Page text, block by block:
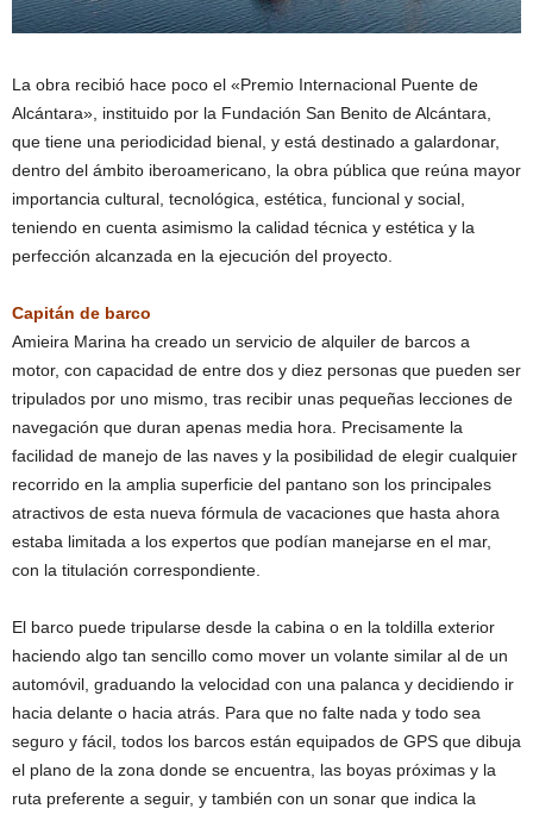
La obra recibió hace poco el «Premio Internacional Puente de
Alcántara», instituido por la Fundación San Benito de Alcántara,
que tiene una periodicidad bienal, y está destinado a galardonar,
dentro del ámbito iberoamericano, la obra pública que reúna mayor
importancia cultural, tecnológica, estética, funcional y social,
teniendo en cuenta asimismo la calidad técnica y estética y la
perfección alcanzada en la ejecución del proyecto.
Capitán de barco
Amieira Marina ha creado un servicio de alquiler de barcos a
motor, con capacidad de entre dos y diez personas que pueden ser
tripulados por uno mismo, tras recibir unas pequeñas lecciones de
navegación que duran apenas media hora. Precisamente la
facilidad de manejo de las naves y la posibilidad de elegir cualquier
recorrido en la amplia superficie del pantano son los principales
atractivos de esta nueva fórmula de vacaciones que hasta ahora
estaba limitada a los expertos que podían manejarse en el mar,
con la titulación correspondiente.
El barco puede tripularse desde la cabina o en la toldilla exterior
haciendo algo tan sencillo como mover un volante similar al de un
automóvil, graduando la velocidad con una palanca y decidiendo ir
hacia delante o hacia atrás. Para que no falte nada y todo sea
seguro y fácil, todos los barcos están equipados de GPS que dibuja
el plano de la zona donde se encuentra, las boyas próximas y la
ruta preferente a seguir, y también con un sonar que indica la